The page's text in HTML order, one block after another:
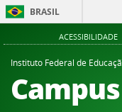
BRASIL
ACESSIBILIDADE
Instituto Federal de